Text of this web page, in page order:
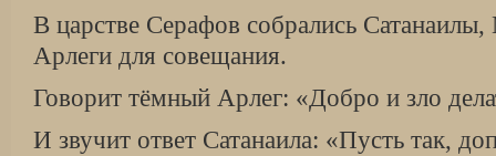
В царстве Серафов собрались
Арлеги для совещания.
Говорит тёмный Арлег: «Добро и зло
И звучит ответ Сатанаила: «Пусть так,